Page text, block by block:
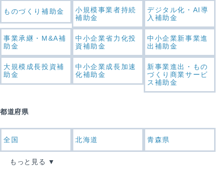
ものづくり補助金
小規模事業者持続
補助金
デジタル化・AI導
入補助金
事業承継・M&A補
助金
中小企業省力化投
資補助金
中小企業新事業進
出補助金
大規模成長投資補
助金
中小企業成長加速
化補助金
新事業進出・もの
づくり商業サービ
ス補助金
都道府県
全国 北海道 青森県
もっと見る